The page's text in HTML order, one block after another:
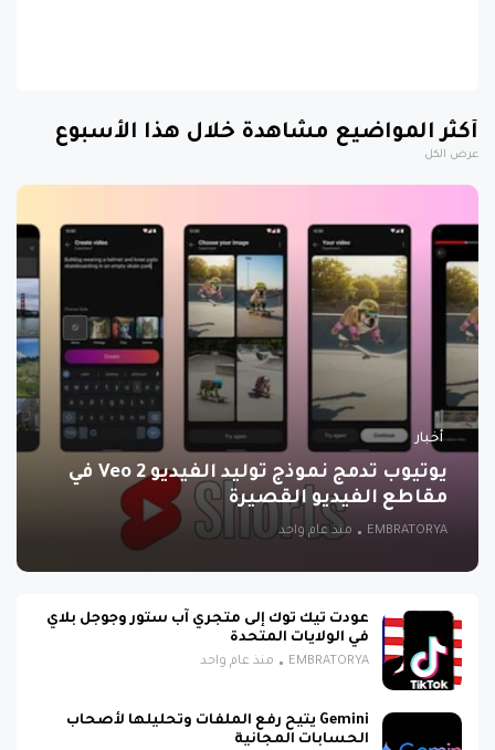
أكثر المواضيع مشاهدة خلال هذا الأسبوع
عرض الكل
أخبار
يوتيوب تدمج نموذج توليد الفيديو Veo 2 في
مقاطع الفيديو القصيرة
EMBRATORYA منذ عام واحد
عودت تيك توك إلى متجري آب ستور وجوجل بلاي
في الولايات المتحدة
EMBRATORYA منذ عام واحد
Gemini يتيح رفع الملفات وتحليلها لأصحاب
الحسابات المجانية